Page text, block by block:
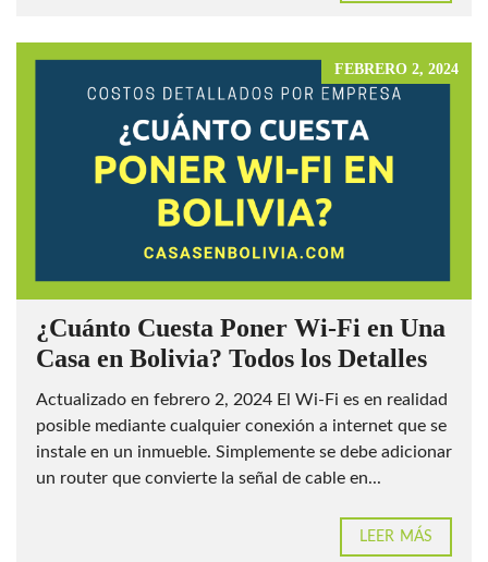
FEBRERO 2, 2024
¿Cuánto Cuesta Poner Wi-Fi en Una
Casa en Bolivia? Todos los Detalles
Actualizado en febrero 2, 2024 El Wi-Fi es en realidad
posible mediante cualquier conexión a internet que se
instale en un inmueble. Simplemente se debe adicionar
un router que convierte la señal de cable en...
LEER MÁS